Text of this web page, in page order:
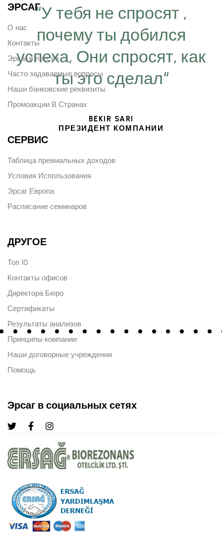
“У тебя не спросят ,
почему ты добился
успеха, Они спросят, как
ты это сделал“
BEKIR SARI
ПРЕЗИДЕНТ КОМПАНИИ
ЭРСАГ
О нас
Контакты
Эрсаг в прессе
Часто задаваемые вопросы
Наши банковские реквизиты
Промоакции В Странах
СЕРВИС
Таблица премиальных доходов
Условия Использования
Эрсаг Европа
Расписание семинаров
ДРУГОЕ
Топ 10
Контакты офисов
Директора Бюро
Сертификаты
Результаты анализов
Принципы компании
Наши договорные учреждения
Помощь
Эрсаг в социальных сетях